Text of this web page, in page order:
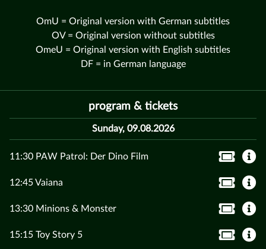
OmU = Original version with German subtitles
OV = Original version without subtitles
OmeU = Original version with English subtitles
DF = in German language
program & tickets
Sunday, 09.08.2026
11:30 PAW Patrol: Der Dino Film
12:45 Vaiana
13:30 Minions & Monster
15:15 Toy Story 5